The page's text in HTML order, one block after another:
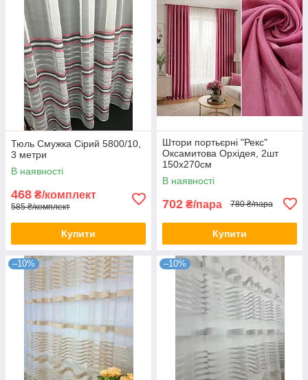
Тюль Смужка Сірий 5800/10,
3 метри
В наявності
468 ₴/комплект
585 ₴/комплект
Купити
Штори портьєрні "Рекс"
Оксамитова Орхідея, 2шт
150х270см
В наявності
702 ₴/пара 780 ₴/пара
Купити
–10% –10%